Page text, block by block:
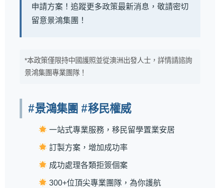
申請方案！追蹤更多政策最新消息，敬請密切
留意景鴻集團！
*本政策僅限持中國護照並從澳洲出發人士，詳情請諮詢
景鴻集團專業團隊！
#景鴻集團 #移民權威
一站式專業服務，移民留學置業安居
訂製方案，增加成功率
成功處理各類拒簽個案
300+位頂尖專業團隊，為你護航